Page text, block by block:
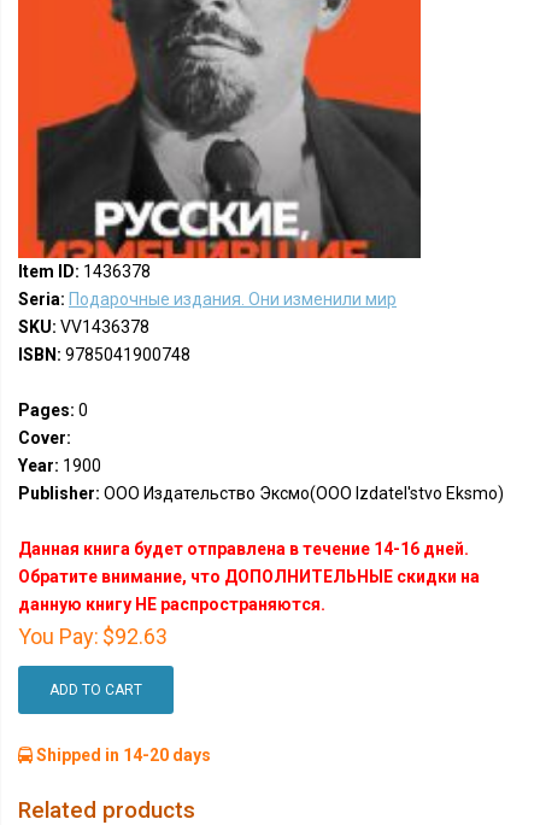
Item ID: 1436378
Seria: Подарочные издания. Они изменили мир
SKU: VV1436378
ISBN: 9785041900748
Pages: 0
Cover:
Year: 1900
Publisher: ООО Издательство Эксмо(OOO Izdatel'stvo Eksmo)
Данная книга будет отправлена в течение 14-16 дней.
Обратите внимание, что ДОПОЛНИТЕЛЬНЫЕ скидки на
данную книгу НЕ распространяются.
You Pay: $92.63
ADD TO CART
Shipped in 14-20 days
Related products